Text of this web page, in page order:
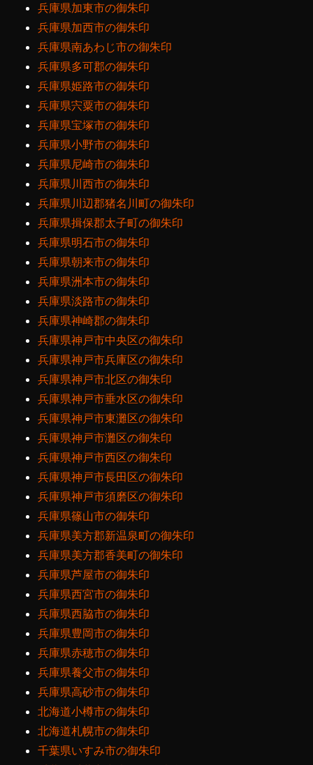
兵庫県加東市の御朱印
兵庫県加西市の御朱印
兵庫県南あわじ市の御朱印
兵庫県多可郡の御朱印
兵庫県姫路市の御朱印
兵庫県宍粟市の御朱印
兵庫県宝塚市の御朱印
兵庫県小野市の御朱印
兵庫県尼崎市の御朱印
兵庫県川西市の御朱印
兵庫県川辺郡猪名川町の御朱印
兵庫県揖保郡太子町の御朱印
兵庫県明石市の御朱印
兵庫県朝来市の御朱印
兵庫県洲本市の御朱印
兵庫県淡路市の御朱印
兵庫県神崎郡の御朱印
兵庫県神戸市中央区の御朱印
兵庫県神戸市兵庫区の御朱印
兵庫県神戸市北区の御朱印
兵庫県神戸市垂水区の御朱印
兵庫県神戸市東灘区の御朱印
兵庫県神戸市灘区の御朱印
兵庫県神戸市西区の御朱印
兵庫県神戸市長田区の御朱印
兵庫県神戸市須磨区の御朱印
兵庫県篠山市の御朱印
兵庫県美方郡新温泉町の御朱印
兵庫県美方郡香美町の御朱印
兵庫県芦屋市の御朱印
兵庫県西宮市の御朱印
兵庫県西脇市の御朱印
兵庫県豊岡市の御朱印
兵庫県赤穂市の御朱印
兵庫県養父市の御朱印
兵庫県高砂市の御朱印
北海道小樽市の御朱印
北海道札幌市の御朱印
千葉県いすみ市の御朱印